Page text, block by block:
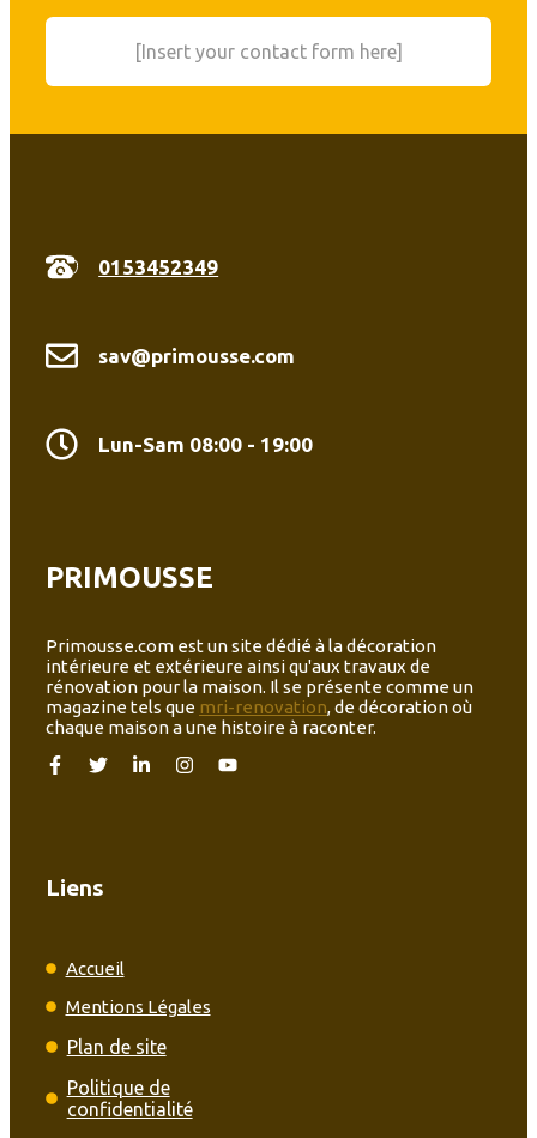
[Insert your contact form here]
0153452349
sav@primousse.com
Lun-Sam 08:00 - 19:00
PRIMOUSSE
Primousse.com est un site dédié à la décoration
intérieure et extérieure ainsi qu'aux travaux de
rénovation pour la maison. Il se présente comme un
magazine tels que mri-renovation, de décoration où
chaque maison a une histoire à raconter.
Liens
Accueil
Mentions Légales
Plan de site
Politique de
confidentialité